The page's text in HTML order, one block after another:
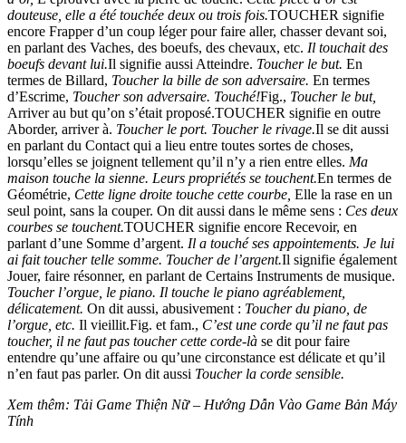
douteuse, elle a été touchée deux ou trois fois.TOUCHER signifie
encore Frapper d’un coup léger pour faire aller, chasser devant soi,
en parlant des Vaches, des boeufs, des chevaux, etc. Il touchait des
boeufs devant lui.Il signifie aussi Atteindre. Toucher le but. En
termes de Billard, Toucher la bille de son adversaire. En termes
d’Escrime, Toucher son adversaire. Touché!Fig., Toucher le but,
Arriver au but qu’on s’était proposé.TOUCHER signifie en outre
Aborder, arriver à. Toucher le port. Toucher le rivage.Il se dit aussi
en parlant du Contact qui a lieu entre toutes sortes de choses,
lorsqu’elles se joignent tellement qu’il n’y a rien entre elles. Ma
maison touche la sienne. Leurs propriétés se touchent.En termes de
Géométrie, Cette ligne droite touche cette courbe, Elle la rase en un
seul point, sans la couper. On dit aussi dans le même sens : Ces deux
courbes se touchent.TOUCHER signifie encore Recevoir, en
parlant d’une Somme d’argent. Il a touché ses appointements. Je lui
ai fait toucher telle somme. Toucher de l’argent.Il signifie également
Jouer, faire résonner, en parlant de Certains Instruments de musique.
Toucher l’orgue, le piano. Il touche le piano agréablement,
délicatement. On dit aussi, abusivement : Toucher du piano, de
l’orgue, etc. Il vieillit.Fig. et fam., C’est une corde qu’il ne faut pas
toucher, il ne faut pas toucher cette corde-là se dit pour faire
entendre qu’une affaire ou qu’une circonstance est délicate et qu’il
n’en faut pas parler. On dit aussi Toucher la corde sensible.
Xem thêm: Tải Game Thiện Nữ – Hướng Dẫn Vào Game Bản Máy
Tính